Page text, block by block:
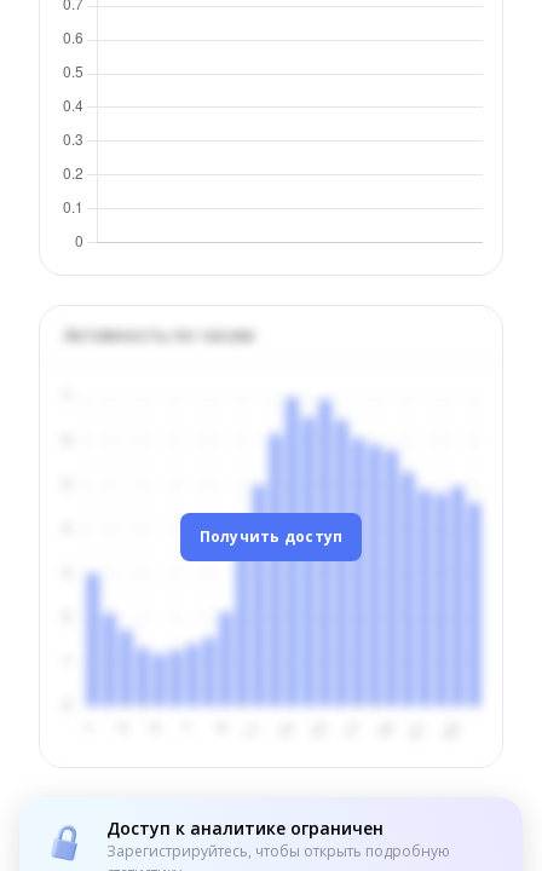
Активность по часам
Получить доступ
Доступ к аналитике ограничен
Зарегистрируйтесь, чтобы открыть подробную